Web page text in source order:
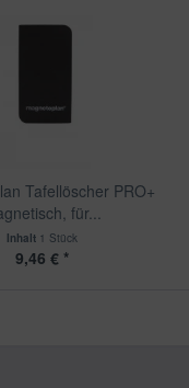
Tafellöscher PRO+
für...
Inhalt 1 Stück
9,46 € *